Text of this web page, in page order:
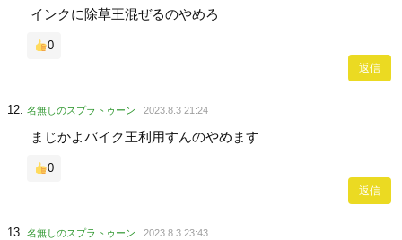
インクに除草王混ぜるのやめろ
0
返信
名無しのスプラトゥーン 2023.8.3 21:24
まじかよバイク王利用すんのやめます
0
返信
名無しのスプラトゥーン 2023.8.3 23:43